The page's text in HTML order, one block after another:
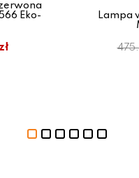
Eko-
Lampa